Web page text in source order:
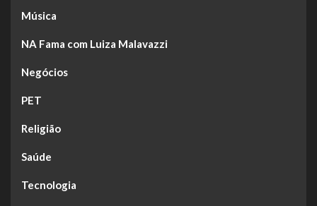
Música
NA Fama com Luiza Malavazzi
Negócios
PET
Religião
Saúde
Tecnologia